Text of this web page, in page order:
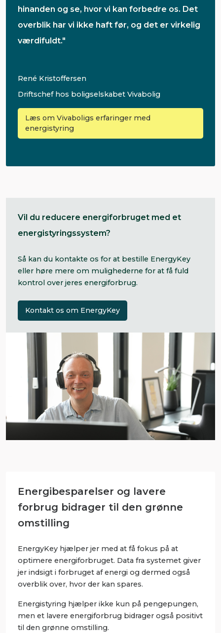
hinanden og se, hvor vi kan forbedre os. Det
overblik har vi ikke haft før, og det er virkelig
værdifuldt."
René Kristoffersen
Driftschef hos boligselskabet Vivabolig
Læs om Vivaboligs erfaringer med
energistyring
Vil du reducere energiforbruget med et
energistyringssystem?
Så kan du kontakte os for at bestille EnergyKey
eller høre mere om mulighederne for at få fuld
kontrol over jeres energiforbrug.
Kontakt os om EnergyKey
Energibesparelser og lavere
forbrug bidrager til den grønne
omstilling
EnergyKey hjælper jer med at få fokus på at
optimere energiforbruget. Data fra systemet giver
jer indsigt i forbruget af energi og dermed også
overblik over, hvor der kan spares.
Energistyring hjælper ikke kun på pengepungen,
men et lavere energiforbrug bidrager også positivt
til den grønne omstilling.